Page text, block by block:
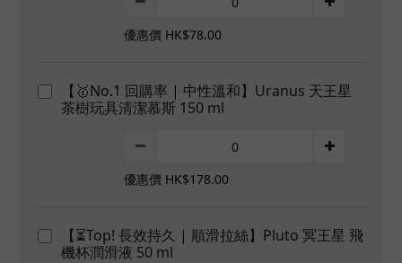
優惠價 HK$78.00
【🥇No.1 回購率 | 中性溫和】Uranus 天王星
茶樹玩具清潔慕斯 150 ml
優惠價 HK$178.00
【⏳Top! 長效持久 | 順滑拉絲】Pluto 冥王星 飛
機杯潤滑液 50 ml